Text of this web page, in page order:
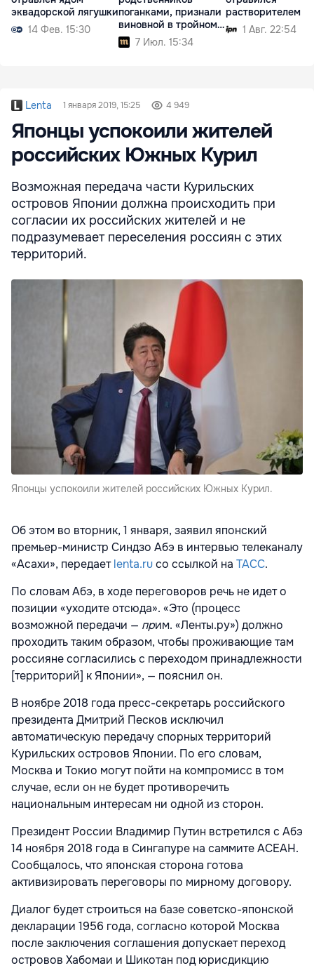
эквадорской лягушки
14 Фев. 15:30
поганками, признали
виновной в тройном
убийстве
7 Июл. 15:34
растворителем
1 Авг. 22:54
Lenta 1 января 2019, 15:25 4 949
Японцы успокоили жителей
российских Южных Курил
Возможная передача части Курильских
островов Японии должна происходить при
согласии их российских жителей и не
подразумевает переселения россиян с этих
территорий.
Японцы успокоили жителей российских Южных Курил.
Об этом во вторник, 1 января, заявил японский
премьер-министр Синдзо Абэ в интервью телеканалу
«Асахи», передаетlenta.ruсо ссылкой на ТАСС.
По словам Абэ, в ходе переговоров речь не идет о
позиции «уходите отсюда». «Это (процесс
возможной передачи — прим. «Ленты.ру») должно
проходить таким образом, чтобы проживающие там
россияне согласились с переходом принадлежности
[территорий] к Японии», — пояснил он.
В ноябре 2018 года пресс-секретарь российского
президента Дмитрий Песков исключил
автоматическую передачу спорных территорий
Курильских островов Японии. По его словам,
Москва и Токио могут пойти на компромисс в том
случае, если он не будет противоречить
национальным интересам ни одной из сторон.
Президент России Владимир Путин встретился с Абэ
14 ноября 2018 года в Сингапуре на саммите АСЕАН.
Сообщалось, что японская сторона готова
активизировать переговоры по мирному договору.
Диалог будет строиться на базе советско-японской
декларации 1956 года, согласно которой Москва
после заключения соглашения допускает переход
островов Хабомаи и Шикотан под юрисдикцию